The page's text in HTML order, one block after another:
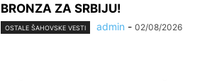
BRONZA ZA SRBIJU!
OSTALE ŠAHOVSKE VESTI admin - 02/08/2026